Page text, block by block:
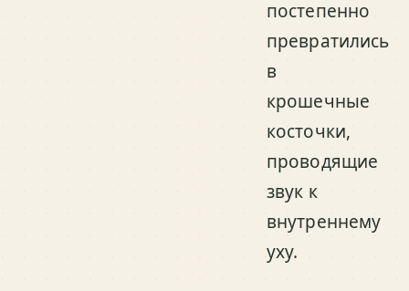
постепенно
превратились
в
крошечные
косточки,
проводящие
звук к
внутреннему
уху.